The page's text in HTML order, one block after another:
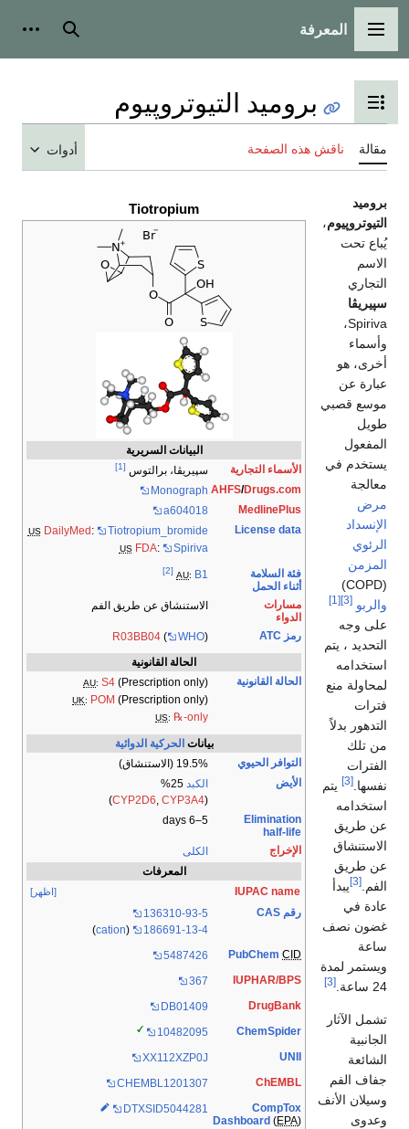
القائمة الرئيسية
المعرفة بحث
تبديل عرض جدول المحتويات
بروميد التيوتروپيوم
مقالة ناقش هذه الصفحة أدوات
Tiotropium
البيانات السريرية
الأسماء التجارية
سپيريڤا، برالتوس [1]
AHFS/Drugs.com
Monograph
MedlinePlus
a604018
License data
US DailyMed : Tiotropium_bromide
US FDA:
Spiriva
فئة السلامة
أثناء الحمل
AU: B1
[2]
مسارات
الدواء
الاستنشاق عن طريق الفم
رمز ATC R03BB04( WHO)
الحالة القانونية
الحالة القانونية
AU: S4 (Prescription only)
UK: POM (Prescription only)
US: ℞-only
بيانات الحركية الدوائية
التوافر الحيوي
19.5% (الاستنشاق)
الأيض
الكبد
(
CYP2D6, CYP3A4
)
Elimination
half-life
5–6 days
الإخراج
الكلى
المعرفات
IUPAC name
[اظهر]
رقم CAS
136310-93-5
186691-13-4
(
cation
)
PubChem CID
5487426
IUPHAR/BPS
367
DrugBank
DB01409
ChemSpider
10482095
UNII
XX112XZP0J
ChEMBL
CHEMBL1201307
CompTox
Dashboard (EPA)
DTXSID5044281
بروميد
التيوتروپيوم،
يُباع تحت
الاسم
التجاري
سپيريڤا
Spiriva،
وأسماء
أخرى، هو
عبارة عن
موسع قصبي
طويل
المفعول
يستخدم في
معالجة
مرض
الإنسداد
الرئوي
المزمن
(COPD)
والربو [3]
[1]
على وجه
التحديد ، يتم
استخدامه
لمحاولة منع
فترات
التدهور بدلاً
من تلك
الفترات
نفسها. [3]
يتم
استخدامه
عن طريق
الاستنشاق
عن طريق
الفم. [3]
يبدأ
عادة في
غضون نصف
ساعة
ويستمر لمدة
24 ساعة.
[3]
تشمل الآثار
الجانبية
الشائعة
جفاف الفم
وسيلان الأنف
وعدوى